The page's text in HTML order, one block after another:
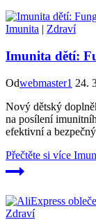
Imunita | Zdraví
Imunita dětí:
Odwebmaster1 24.
Nový dětský
na posílení
efektivní a
Přečtěte si více
Zdraví